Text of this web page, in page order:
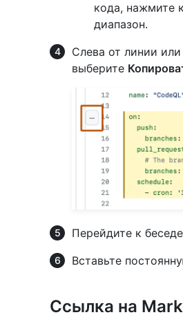
кода, нажмите
диапазон.
Слева от линии
выберите
Перейдите к
Вставьте
Ссылка на